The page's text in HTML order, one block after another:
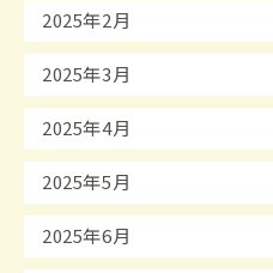
2025年2月
2025年3月
2025年4月
2025年5月
2025年6月